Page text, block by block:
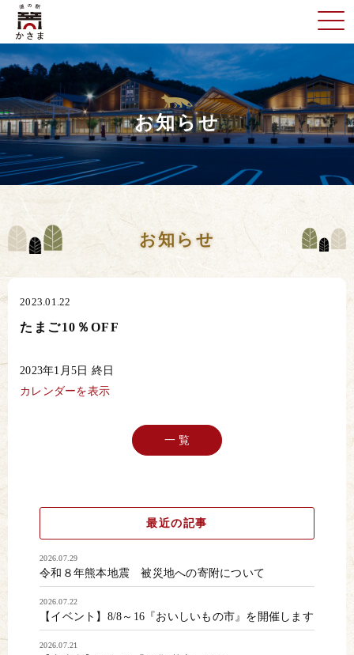
お知らせ
お知らせ
2023.01.22
たまご10％OFF
た
ま
ご
2023年1月5日 終日
カレンダーを表示
一 覧
最近の記事
2026.07.29
令和８年熊本地震 被災地への寄附について
2026.07.22
【イベント】8/8～16『おいしいもの市』を開催します
2026.07.21